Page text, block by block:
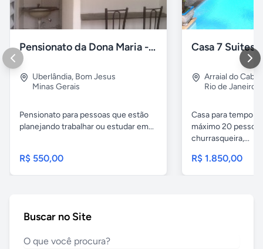
Pensionato da Dona Maria - Uberlândia/MG
Uberlândia, Bom Jesus
Minas Gerais
Pensionato para pessoas que estão
planejando trabalhar ou estudar em...
R$ 550,00
Arraial do Cabo
Rio de Janeiro
Casa para
máximo 20
churrasqueira,...
R$ 1.850,00
Buscar no Site